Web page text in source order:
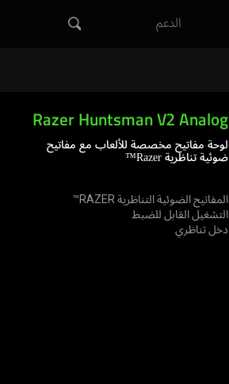
الدعم
Razer Huntsman V2 Analog
لوحة مفاتيح مخصصة للألعاب مع مفاتيح
ضوئية تناظرية Razer™
المفاتيح الضوئية التناظرية RAZER™
التشغيل القابل للضبط
دخل تناظري